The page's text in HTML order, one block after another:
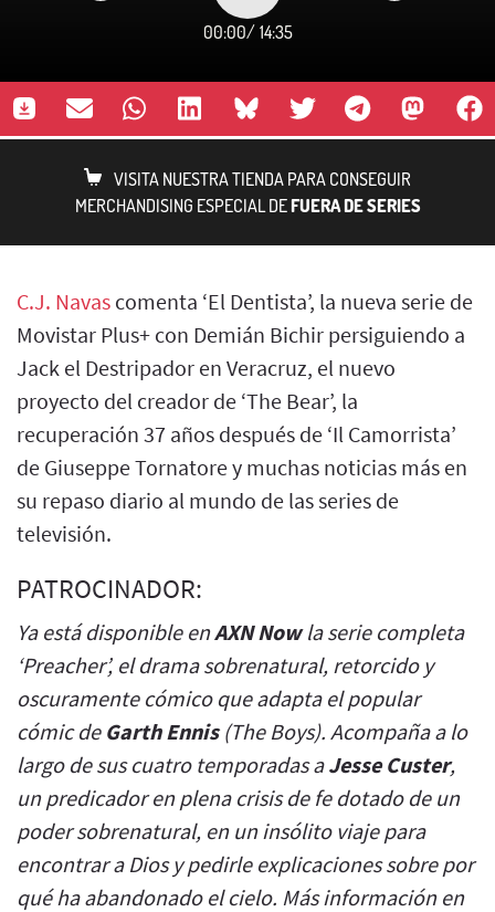
00:00/ 14:35
VISITA NUESTRA TIENDA PARA CONSEGUIR
MERCHANDISING ESPECIAL DEFUERA DE SERIES
C.J. Navas comenta ‘El Dentista’, la nueva serie de
Movistar Plus+ con Demián Bichir persiguiendo a
Jack el Destripador en Veracruz, el nuevo
proyecto del creador de ‘The Bear’, la
recuperación 37 años después de ‘Il Camorrista’
de Giuseppe Tornatore y muchas noticias más en
su repaso diario al mundo de las series de
televisión.
PATROCINADOR:
Ya está disponible enAXN Nowla serie completa
‘Preacher’, el drama sobrenatural, retorcido y
oscuramente cómico que adapta el popular
cómic de Garth Ennis(The Boys). Acompaña a lo
largo de sus cuatro temporadas aJesse Custer,
un predicador en plena crisis de fe dotado de un
poder sobrenatural, en un insólito viaje para
encontrar a Dios y pedirle explicaciones sobre por
qué ha abandonado el cielo. Más información en